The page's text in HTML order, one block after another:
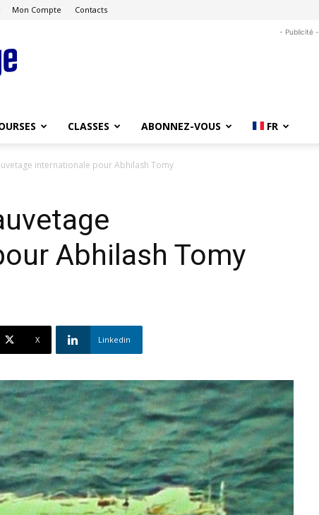
Mon Compte Contacts
- Publicité -
CLASSES ABONNEZ-VOUS FR
internationale pour Abhilash Tomy
Abhilash Tomy
X Linkedin